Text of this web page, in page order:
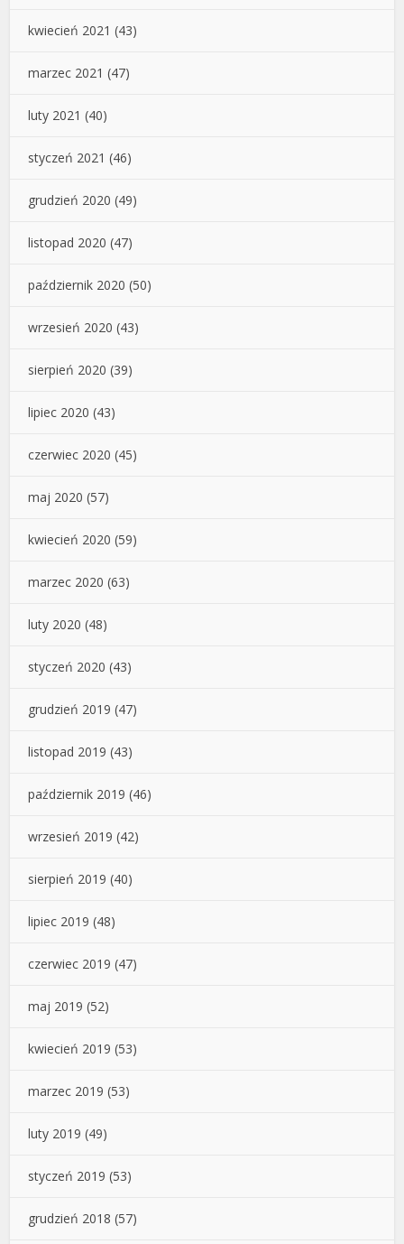
kwiecień 2021 (43)
marzec 2021 (47)
luty 2021 (40)
styczeń 2021 (46)
grudzień 2020 (49)
listopad 2020 (47)
październik 2020 (50)
wrzesień 2020 (43)
sierpień 2020 (39)
lipiec 2020 (43)
czerwiec 2020 (45)
maj 2020 (57)
kwiecień 2020 (59)
marzec 2020 (63)
luty 2020 (48)
styczeń 2020 (43)
grudzień 2019 (47)
listopad 2019 (43)
październik 2019 (46)
wrzesień 2019 (42)
sierpień 2019 (40)
lipiec 2019 (48)
czerwiec 2019 (47)
maj 2019 (52)
kwiecień 2019 (53)
marzec 2019 (53)
luty 2019 (49)
styczeń 2019 (53)
grudzień 2018 (57)